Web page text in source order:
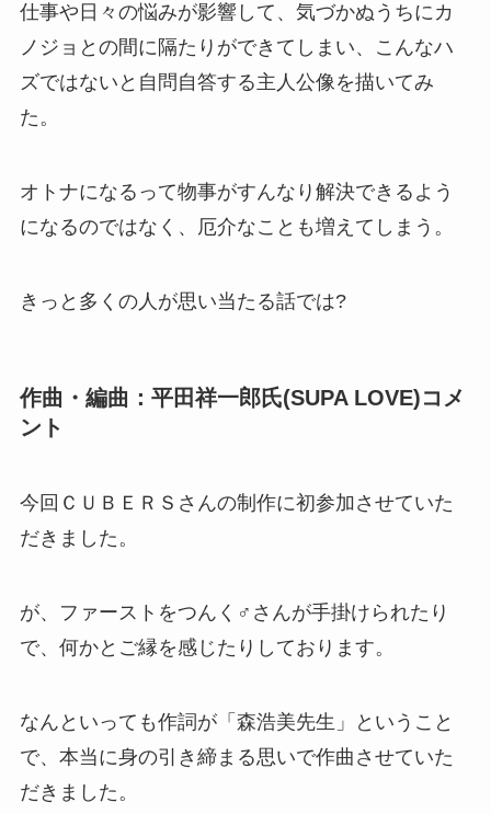
仕事や日々の悩みが影響して、気づかぬうちにカ
ノジョとの間に隔たりができてしまい、こんなハ
ズではないと自問自答する主人公像を描いてみ
た。
オトナになるって物事がすんなり解決できるよう
になるのではなく、厄介なことも増えてしまう。
きっと多くの人が思い当たる話では?
作曲・編曲：平田祥一郎氏(SUPA LOVE)コメ
ント
今回ＣＵＢＥＲＳさんの制作に初参加させていた
だきました。
が、ファーストをつんく♂さんが手掛けられたり
で、何かとご縁を感じたりしております。
なんといっても作詞が「森浩美先生」ということ
で、本当に身の引き締まる思いで作曲させていた
だきました。